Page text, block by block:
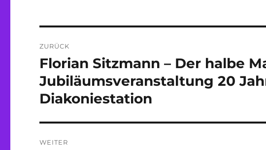
ZURÜCK
Vorheriger
Beitrag:
Florian Sitzmann – Der halbe
Jubiläumsveranstaltung 20
Diakoniestation
WEITER